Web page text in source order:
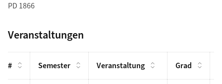
PD 1866
Veranstaltungen
# Semester Veranstaltung Grad